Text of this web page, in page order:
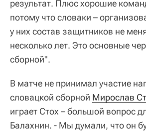
результат. Плюс хорошие
потому что словаки –
у них состав защитников не
несколько лет. Это основные
сборной".
В матче не принимал участие
словацкой сборной Мирослав
играет Стох – большой вопрос
Балахнин. - Мы думали, что он